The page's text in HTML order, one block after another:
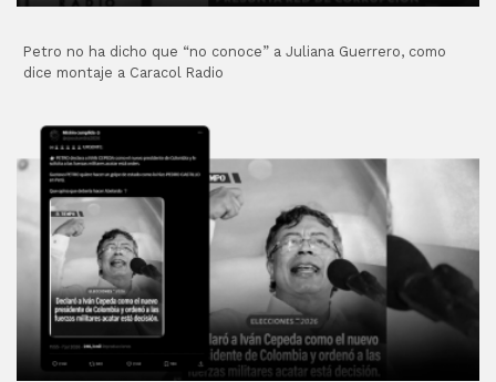
Petro no ha dicho que “no conoce” a Juliana Guerrero, como
dice montaje a Caracol Radio